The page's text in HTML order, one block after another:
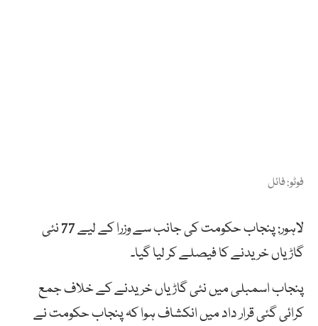
فوٹو: فائل
لاہور: پنجاب حکومت کی جانب سے وزرا کے لیے 77 نئی
گاڑیاں خریدنے کا فیصلے کر لیا گیا۔
پنجاب اسمبلی میں نئی گاڑیاں خریدنے کے خلاف جمع
کرائی گئی قرار داد میں انکشاف ہوا کہ پنجاب حکومت نے